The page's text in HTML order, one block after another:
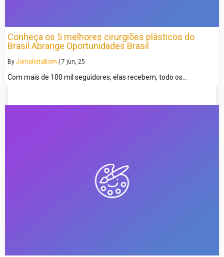
Conheça os 5 melhores cirurgiões plásticos do
Brasil Abrange Oportunidades Brasil
By JornalistaBom 7 jun, 25
Com mais de 100 mil seguidores, elas recebem, todo os…